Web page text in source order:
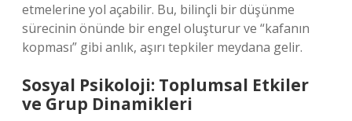
etmelerine yol açabilir. Bu, bilinçli bir düşünme
sürecinin önünde bir engel oluşturur ve “kafanın
kopması” gibi anlık, aşırı tepkiler meydana gelir.
Sosyal Psikoloji: Toplumsal Etkiler
ve Grup Dinamikleri